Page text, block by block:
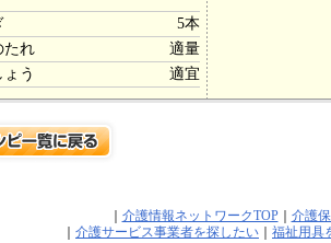
5本
たれ
適量
う
適宜
介護情報ネットワークTOP｜ 介護
介護サービス事業者を探したい 福祉用具